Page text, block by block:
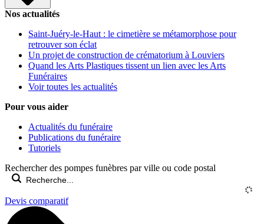
Nos actualités
Saint-Juéry-le-Haut : le cimetière se métamorphose pour
retrouver son éclat
Un projet de construction de crématorium à Louviers
Quand les Arts Plastiques tissent un lien avec les Arts
Funéraires
Voir toutes les actualités
Pour vous aider
Actualités du funéraire
Publications du funéraire
Tutoriels
Rechercher des pompes funèbres par ville ou code postal
Devis comparatif